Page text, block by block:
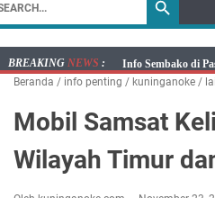
BREAKING NEWS :
Info Sembako di
Agenda Kegiatan
Kamis 6 Agustus
Besaran Biayanya
Layanan Mobil
Beranda / info penting / kuninganoke /
Mobil Samsat
Wilayah Timur